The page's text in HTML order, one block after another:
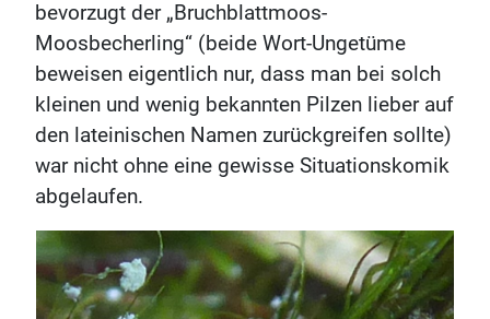
bevorzugt der „Bruchblattmoos-
Moosbecherling“ (beide Wort-Ungetüme
beweisen eigentlich nur, dass man bei solch
kleinen und wenig bekannten Pilzen lieber auf
den lateinischen Namen zurückgreifen sollte)
war nicht ohne eine gewisse Situationskomik
abgelaufen.